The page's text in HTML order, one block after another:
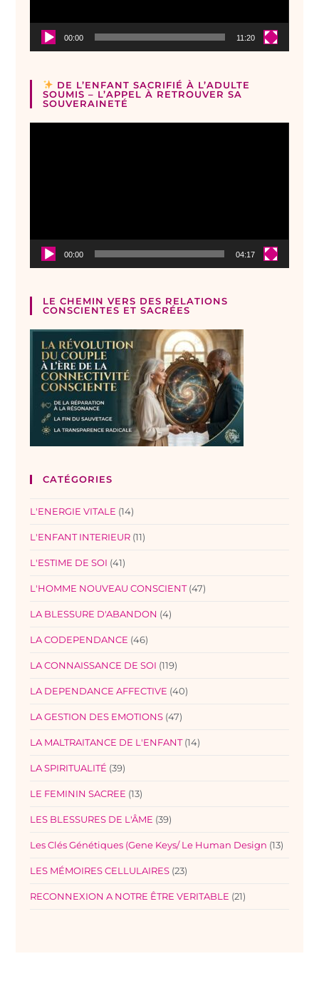
00:00 11:20
DE L’ENFANT SACRIFIÉ À L’ADULTE
SOUMIS – L’APPEL À RETROUVER SA
SOUVERAINETÉ
00:00 04:17
LE CHEMIN VERS DES RELATIONS
CONSCIENTES ET SACRÉES
CATÉGORIES
L'ENERGIE VITALE (14)
L'ENFANT INTERIEUR (11)
L'ESTIME DE SOI (41)
L'HOMME NOUVEAU CONSCIENT (47)
LA BLESSURE D'ABANDON (4)
LA CODEPENDANCE (46)
LA CONNAISSANCE DE SOI (119)
LA DEPENDANCE AFFECTIVE (40)
LA GESTION DES EMOTIONS (47)
LA MALTRAITANCE DE L'ENFANT (14)
LA SPIRITUALITÉ (39)
LE FEMININ SACREE (13)
LES BLESSURES DE L'ÂME (39)
Les Clés Génétiques (Gene Keys/ Le Human Design (13)
LES MÉMOIRES CELLULAIRES (23)
RECONNEXION A NOTRE ÊTRE VERITABLE (21)